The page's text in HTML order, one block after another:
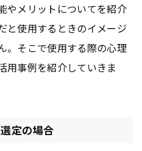
やメリットについてを紹介
と使用するときのイメージ
。そこで使用する際の心理
用事例を紹介していきま
定の場合